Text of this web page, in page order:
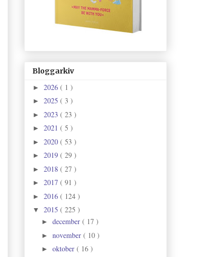
Bloggarkiv
► 2026 ( 1 )
► 2025 ( 3 )
► 2023 ( 23 )
► 2021 ( 5 )
► 2020 ( 53 )
► 2019 ( 29 )
► 2018 ( 27 )
► 2017 ( 91 )
► 2016 ( 124 )
▼ 2015 ( 225 )
► december ( 17 )
► november ( 10 )
► oktober ( 16 )